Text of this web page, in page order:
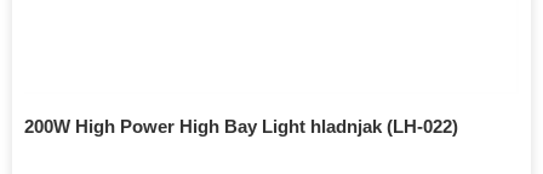
200W High Power High Bay Light hladnjak (LH-022)